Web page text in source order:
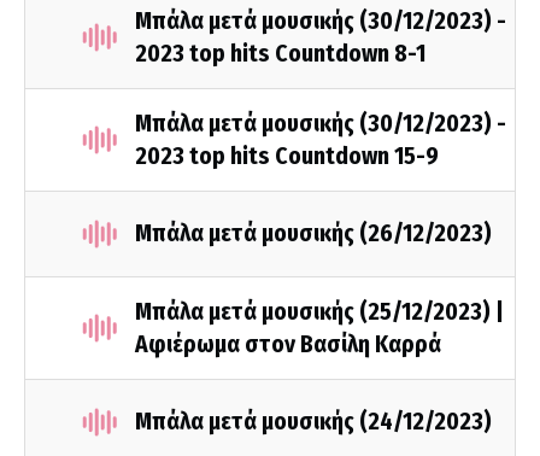
Μπάλα μετά μουσικής (30/12/2023) -
2023 top hits Countdown 8-1
Μπάλα μετά μουσικής (30/12/2023) -
2023 top hits Countdown 15-9
Μπάλα μετά μουσικής (26/12/2023)
Μπάλα μετά μουσικής (25/12/2023) |
Αφιέρωμα στον Βασίλη Καρρά
Μπάλα μετά μουσικής (24/12/2023)